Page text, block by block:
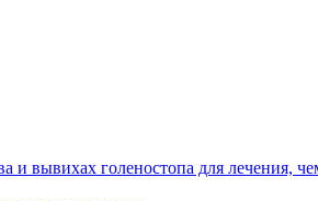
и вывихах голеностопа для лечения,